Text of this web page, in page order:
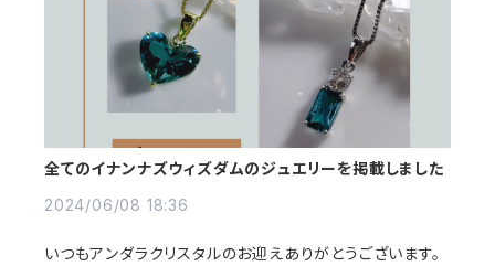
全てのイナンナズウィズダムのジュエリーを掲載しました
2024/06/08 18:36
いつもアンダラクリスタルのお迎えありがとうございます。